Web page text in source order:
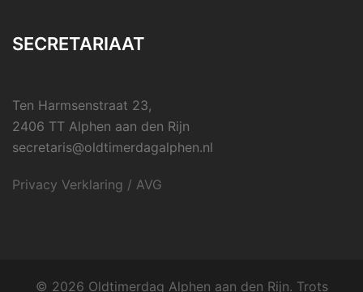
SECRETARIAAT
Ten Harmsenstraat 23,
2406 TT Alphen aan den Rijn
secretaris@oldtimerdagalphen.nl
Privacy Verklaring / AVG
© 2026 Oldtimerdag Alphen aan den Rijn. Trots